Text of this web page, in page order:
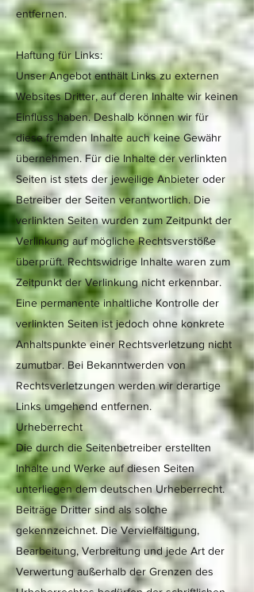
entfernen.
Haftung für Links:
Unser Angebot enthält Links zu externen
Websites Dritter, auf deren Inhalte wir keinen
Einfluss haben. Deshalb können wir für
diese fremden Inhalte auch keine Gewähr
übernehmen. Für die Inhalte der verlinkten
Seiten ist stets der jeweilige Anbieter oder
Betreiber der Seiten verantwortlich. Die
verlinkten Seiten wurden zum Zeitpunkt der
Verlinkung auf mögliche Rechtsverstöße
überprüft. Rechtswidrige Inhalte waren zum
Zeitpunkt der Verlinkung nicht erkennbar.
Eine permanente inhaltliche Kontrolle der
verlinkten Seiten ist jedoch ohne konkrete
Anhaltspunkte einer Rechtsverletzung nicht
zumutbar. Bei Bekanntwerden von
Rechtsverletzungen werden wir derartige
Links umgehend entfernen.
Urheberrecht
Die durch die Seitenbetreiber erstellten
Inhalte und Werke auf diesen Seiten
unterliegen dem deutschen Urheberrecht.
Beiträge Dritter sind als solche
gekennzeichnet. Die Vervielfältigung,
Bearbeitung, Verbreitung und jede Art der
Verwertung außerhalb der Grenzen des